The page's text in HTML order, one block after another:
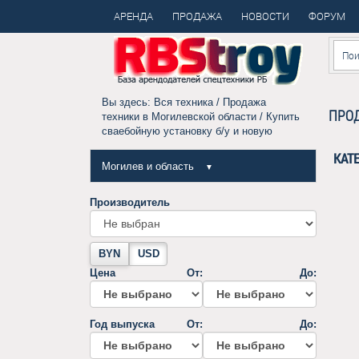
АРЕНДА ПРОДАЖА НОВОСТИ ФОРУМ
Вы здесь: Вся техника/ Продажа
техники в Могилевской области / Купить
сваебойную установку б/у и новую
Могилев и область ▼
Производитель
BYN
USD
Цена
От: До:
Год выпуска От: До: